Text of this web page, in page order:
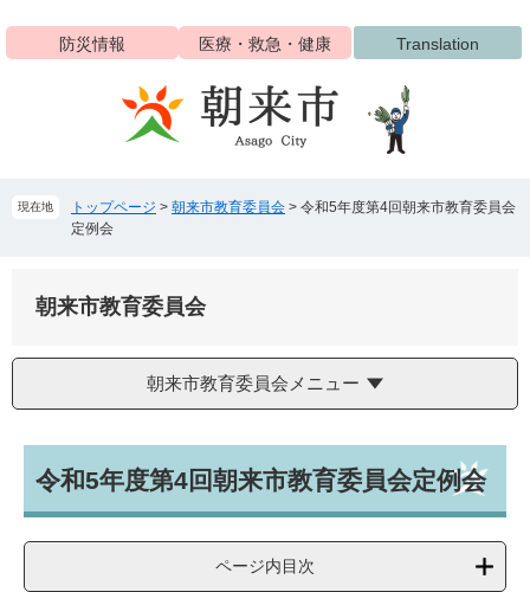
ジ
ュ
防災情報 医療・救急・健康 Translation
現在地 トップページ > 朝来市教育委員会 > 令和5年度第4回朝来市教育委員会
定例会
朝来市教育委員会
朝来市教育委員会メニュー
文令和5年度第4回朝来市教育委員会定例会
ページ内目次